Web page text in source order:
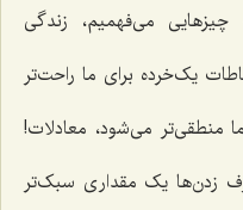
مى‌فهمیم، زندگى
یک‌خرده براى ما راحت‌تر
منطقى‌تر مى‌شود، معادلات!
زدن‌ها یک مقدارى سبک‌تر